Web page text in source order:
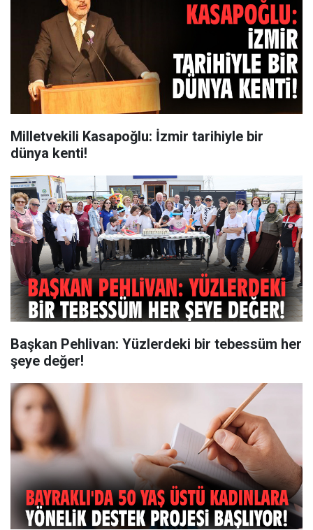
Milletvekili Kasapoğlu: İzmir tarihiyle bir
dünya kenti!
Başkan Pehlivan: Yüzlerdeki bir tebessüm her
şeye değer!